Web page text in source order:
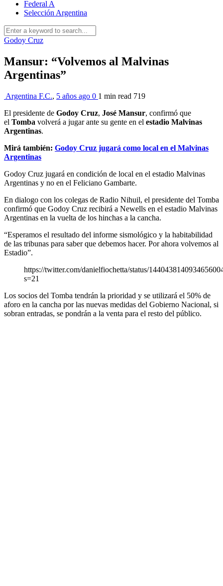
Federal A
Selección Argentina
Godoy Cruz
Mansur: “Volvemos al Malvinas
Argentinas”
Argentina F.C., 5 años ago 0 1 min read 719
El presidente de Godoy Cruz, José Mansur, confirmó que
el Tomba volverá a jugar ante su gente en el estadio Malvinas
Argentinas.
Mirá también: Godoy Cruz jugará como local en el Malvinas
Argentinas
Godoy Cruz jugará en condición de local en el estadio Malvinas
Argentinas y no en el Feliciano Gambarte.
En dialogo con los colegas de Radio Nihuil, el presidente del Tomba
confirmó que Godoy Cruz recibirá a Newells en el estadio Malvinas
Argentinas en la vuelta de los hinchas a la cancha.
“Esperamos el resultado del informe sismológico y la habitabilidad
de las tribunas para saber que debemos hacer. Por ahora volvemos al
Estadio”.
https://twitter.com/danielfiochetta/status/
s=21
Los socios del Tomba tendrán la prioridad y se utilizará el 50% de
aforo en la cancha por las nuevas medidas del Gobierno Nacional, si
sobran entradas, se pondrán a la venta para el resto del público.